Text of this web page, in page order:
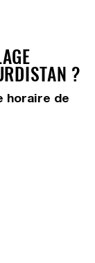
?
horaire de